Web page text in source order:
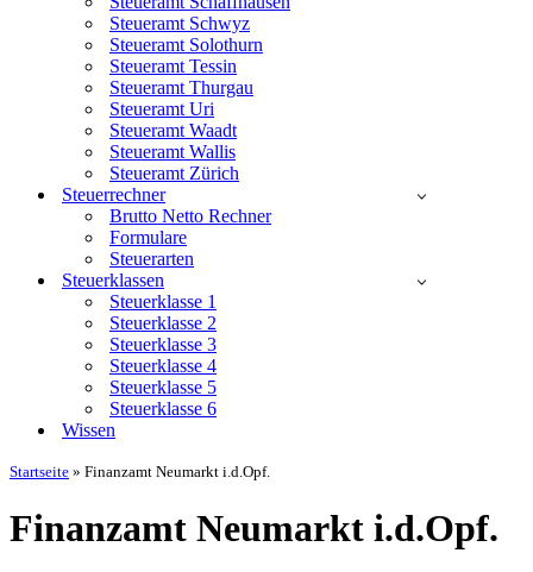
Steueramt Schwyz
Steueramt Solothurn
Steueramt Tessin
Steueramt Thurgau
Steueramt Uri
Steueramt Waadt
Steueramt Wallis
Steueramt Zürich
Steuerrechner
Brutto Netto Rechner
Formulare
Steuerarten
Steuerklassen
Steuerklasse 1
Steuerklasse 2
Steuerklasse 3
Steuerklasse 4
Steuerklasse 5
Steuerklasse 6
Wissen
Startseite » Finanzamt Neumarkt i.d.Opf.
Finanzamt Neumarkt i.d.Opf.